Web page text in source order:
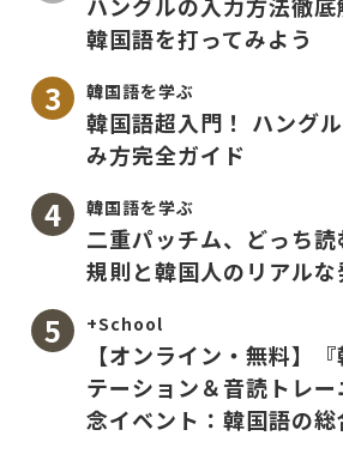
ハングルの入力方法徹
韓国語を打ってみよう
韓国語を学ぶ
韓国語超入門！ ハング
み方完全ガイド
韓国語を学ぶ
二重パッチム、どっち
規則と韓国人のリアルな
+School
【オンライン・無料】
テーション＆音読トレ
念イベント：韓国語の総